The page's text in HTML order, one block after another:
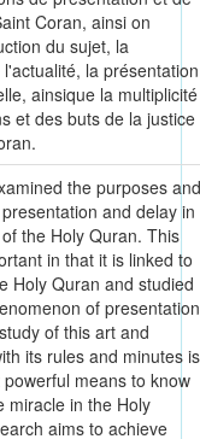
Coran, ainsi on
du sujet, la
la présentation
ainsique la multiplicité
et des buts de la justice
the purposes and
and delay in
the Holy Quran. This
in that it is linked to
Holy Quran and studied
of presentation
of this art and
its rules and minutes is
means to know
miracle in the Holy
aims to achieve